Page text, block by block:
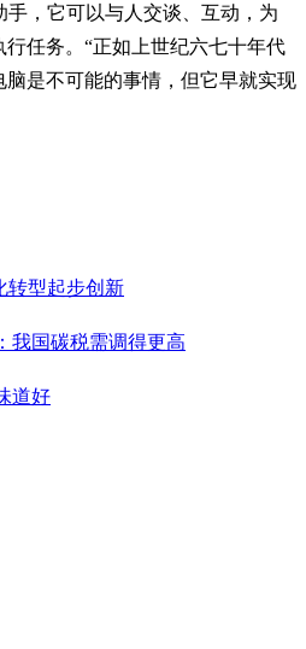
，它可以与人交谈、互动，为
任务。“正如上世纪六七十年代
是不可能的事情，但它早就实现
转型起步创新
我国碳税需调得更高
道好